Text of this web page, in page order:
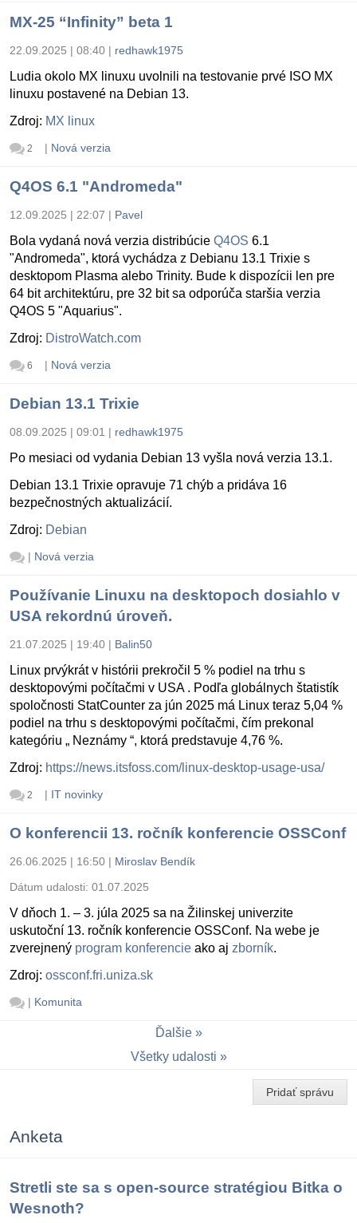
MX-25 “Infinity” beta 1
22.09.2025 | 08:40 | redhawk1975
Ludia okolo MX linuxu uvolnili na testovanie prvé ISO MX
linuxu postavené na Debian 13.
Zdroj: MX linux
2 | Nová verzia
Q4OS 6.1 "Andromeda"
12.09.2025 | 22:07 | Pavel
Bola vydaná nová verzia distribúcie Q4OS 6.1
"Andromeda", ktorá vychádza z Debianu 13.1 Trixie s
desktopom Plasma alebo Trinity. Bude k dispozícii len pre
64 bit architektúru, pre 32 bit sa odporúča staršia verzia
Q4OS 5 "Aquarius".
Zdroj: DistroWatch.com
6 | Nová verzia
Debian 13.1 Trixie
08.09.2025 | 09:01 | redhawk1975
Po mesiaci od vydania Debian 13 vyšla nová verzia 13.1.
Debian 13.1 Trixie opravuje 71 chýb a pridáva 16
bezpečnostných aktualizácií.
Zdroj: Debian
| Nová verzia
Používanie Linuxu na desktopoch dosiahlo v
USA rekordnú úroveň.
21.07.2025 | 19:40 | Balin50
Linux prvýkrát v histórii prekročil 5 % podiel na trhu s
desktopovými počítačmi v USA . Podľa globálnych štatistík
spoločnosti StatCounter za jún 2025 má Linux teraz 5,04 %
podiel na trhu s desktopovými počítačmi, čím prekonal
kategóriu „ Neznámy “, ktorá predstavuje 4,76 %.
Zdroj: https://news.itsfoss.com/linux-desktop-usage-usa/
2 | IT novinky
O konferencii 13. ročník konferencie OSSConf
26.06.2025 | 16:50 | Miroslav Bendík
Dátum udalosti: 01.07.2025
V dňoch 1. – 3. júla 2025 sa na Žilinskej univerzite
uskutoční 13. ročník konferencie OSSConf. Na webe je
zverejnený program konferencie ako aj zborník.
Zdroj: ossconf.fri.uniza.sk
| Komunita
Ďalšie
Všetky udalosti
Pridať správu
Anketa
Stretli ste sa s open-source stratégiou Bitka o
Wesnoth?